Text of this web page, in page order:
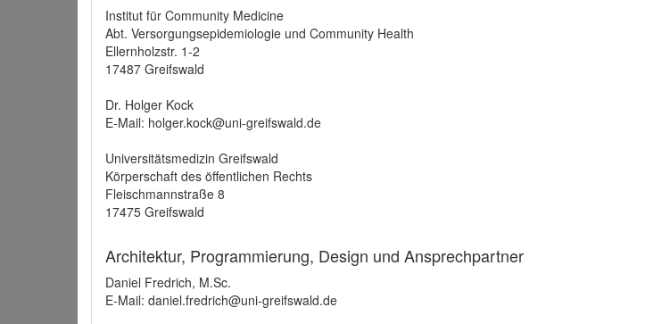
Institut für Community Medicine
Abt. Versorgungsepidemiologie und Community Health
Ellernholzstr. 1-2
17487 Greifswald
Dr. Holger Kock
E-Mail: holger.kock@uni-greifswald.de
Universitätsmedizin Greifswald
Körperschaft des öffentlichen Rechts
Fleischmannstraße 8
17475 Greifswald
Architektur, Programmierung, Design und Ansprechpartner
Daniel Fredrich, M.Sc.
E-Mail: daniel.fredrich@uni-greifswald.de